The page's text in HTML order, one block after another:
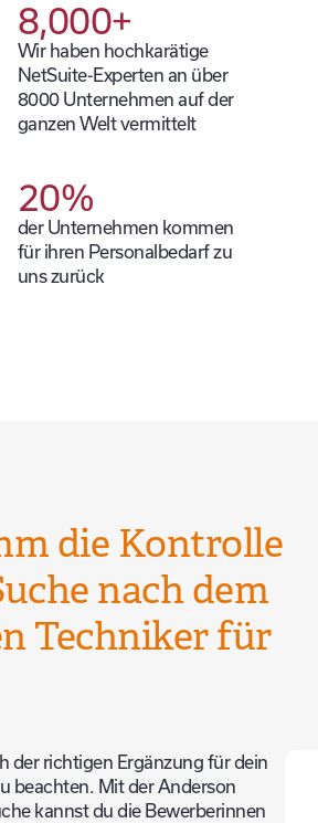
8,000+
Wir haben hochkarätige
NetSuite-Experten an über
8000 Unternehmen auf der
ganzen Welt vermittelt
20%
der Unternehmen kommen
für ihren Personalbedarf zu
uns zurück
die Kontrolle
nach dem
Techniker für
der richtigen Ergänzung für dein
beachten. Mit der Anderson
kannst du die Bewerberinnen